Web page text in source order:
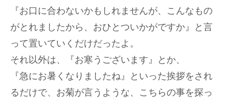
『お口に合わないかもしれませんが、こんなもの
がとれましたから、おひとついかがですか』と言
って置いていくだけだったよ。
それ以外は、『お寒うございます』とか、
『急にお暑くなりましたね』といった挨拶をされ
るだけで、お菊が言うような、こちらの事を探っ